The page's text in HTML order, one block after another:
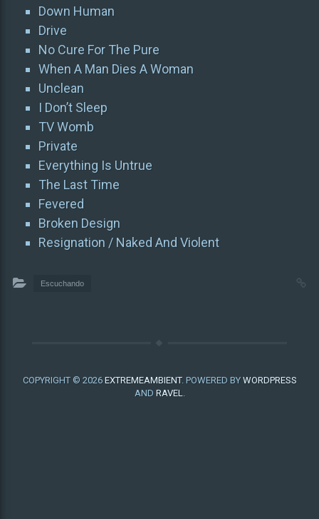
Down Human
Drive
No Cure For The Pure
When A Man Dies A Woman
Unclean
I Don’t Sleep
TV Womb
Private
Everything Is Untrue
The Last Time
Fevered
Broken Design
Resignation / Naked And Violent
Escuchando
COPYRIGHT © 2026 EXTREMEAMBIENT. POWERED BY WORDPRESS
AND RAVEL.